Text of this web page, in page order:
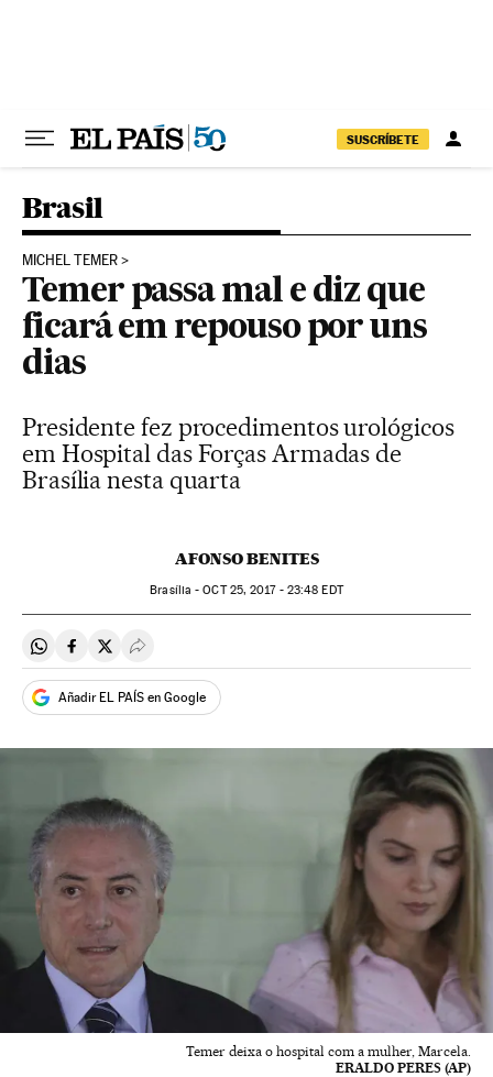
SUSCRÍBETE
Brasil
MICHEL TEMER
Temer passa mal e diz que
ficará em repouso por uns
dias
Presidente fez procedimentos urológicos
em Hospital das Forças Armadas de
Brasília nesta quarta
AFONSO BENITES
Brasília -OCT25, 2017 - 23:48 EDT
Compartir en Whatsapp
Compartir en Facebook
Compartir en Twitter
Desplegar Redes Sociales
Añadir EL PAÍS en Google
Temer deixa o hospital com a mulher, Marcela.
ERALDO PERES (AP)